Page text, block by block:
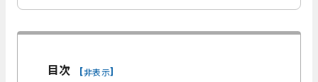
目次 [非表示]